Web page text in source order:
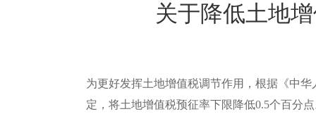
关于降低土地
为更好发挥土地增值税调节作用，根据《中
定，将土地增值税预征率下限降低0.5个百分